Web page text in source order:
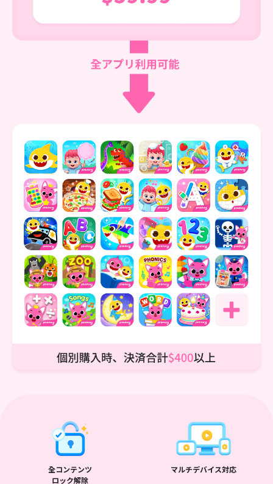
全コンテンツ
ロック解除
マルチデバイス対応